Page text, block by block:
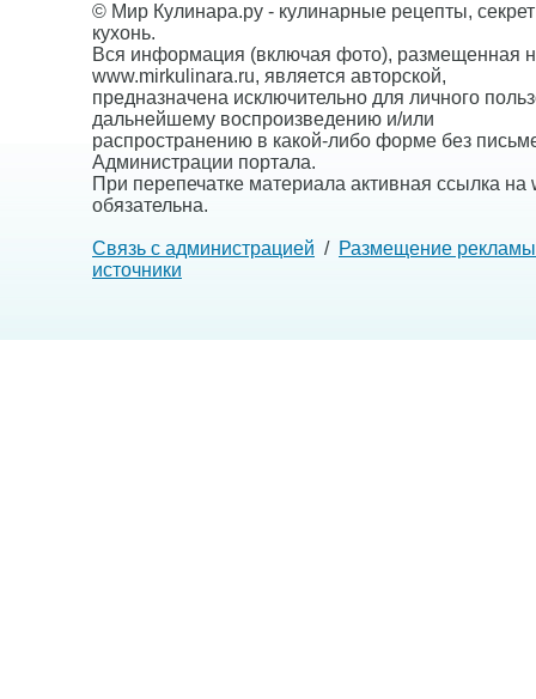
© Мир Кулинара.ру - кулинарные рецепты,
кухонь.
Вся информация (включая фото), размещенная
www.mirkulinara.ru, является авторской,
предназначена исключительно для личного
дальнейшему воспроизведению и/или
распространению в какой-либо форме без
Администрации портала.
При перепечатке материала активная ссылка на
обязательна.
Связь с администрацией / Размещение рекламы
источники